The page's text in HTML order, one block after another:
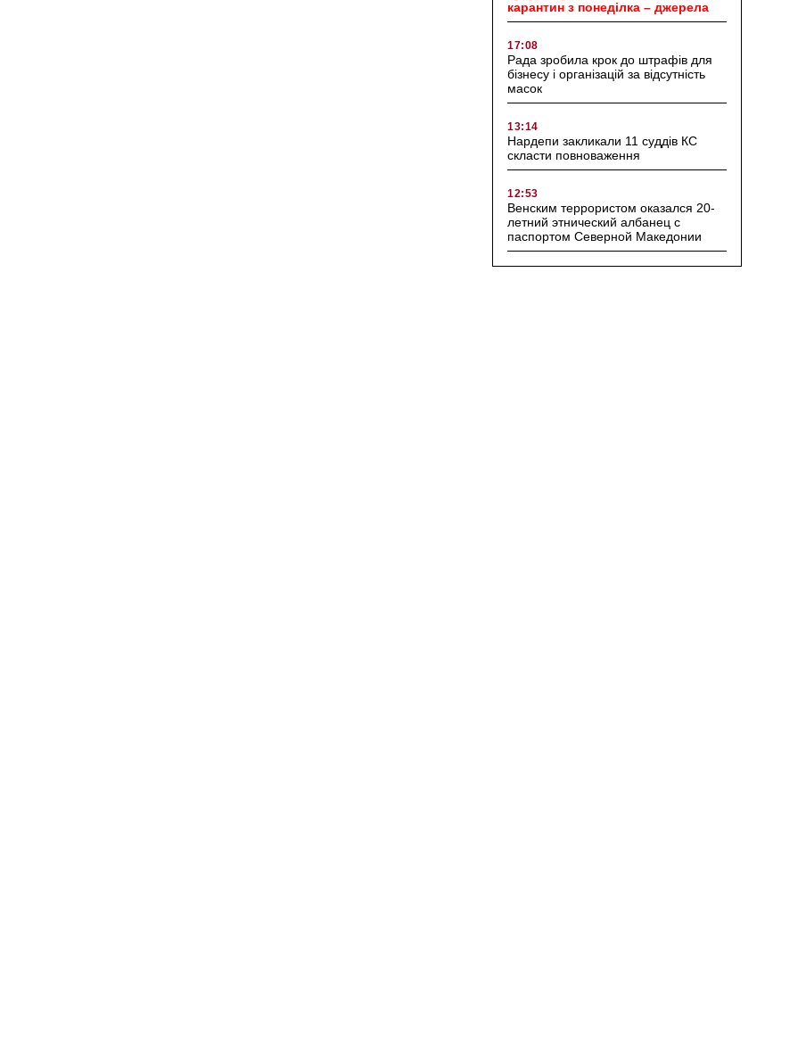
карантин з понеділка – джерела
17:08
Рада зробила крок до штрафів для
бізнесу і організацій за відсутність
масок
13:14
Нардепи закликали 11 суддів КС
скласти повноваження
12:53
Венским террористом оказался 20-
летний этнический албанец с
паспортом Северной Македонии